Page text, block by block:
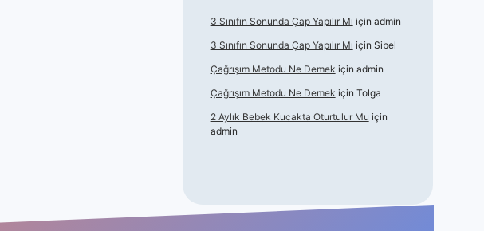
3 Sınıfın Sonunda Çap Yapılır Mı için admin
3 Sınıfın Sonunda Çap Yapılır Mı için Sibel
Çağrışım Metodu Ne Demek için admin
Çağrışım Metodu Ne Demek için Tolga
2 Aylık Bebek Kucakta Oturtulur Mu için
admin